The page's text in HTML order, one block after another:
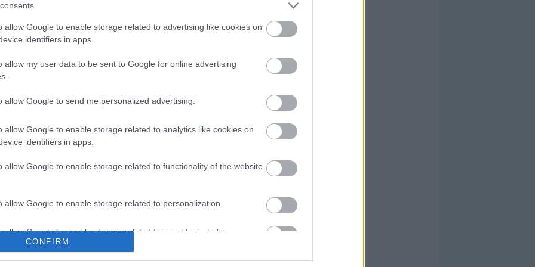
allow Google to enable storage related to advertising like cookies on
identifiers in apps.
allow my user data to be sent to Google for online advertising
allow Google to send me personalized advertising.
allow Google to enable storage related to analytics like cookies on
identifiers in apps.
allow Google to enable storage related to functionality of the website
allow Google to enable storage related to personalization.
allow Google to enable storage related to security, including
functionality and fraud prevention, and other user protection.
CONFIRM
subida en los últimos 7 días: +22,9%)
un gol, situándole como uno de los jugadores
valor sigue al alza desde que está disponible, con
desde el 4 de octubre. Si continúa dando
jornada 6, no hay duda de que los managers de
por él.
7 está a la vuelta de la esquina y habrá varios
a los que seguir de cerca porque pueden puntuar